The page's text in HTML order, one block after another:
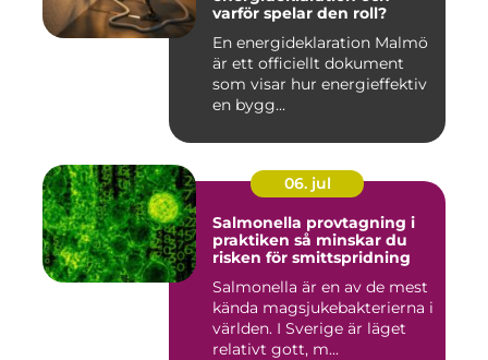
varför spelar den roll?
En energideklaration Malmö
är ett officiellt dokument
som visar hur energieffektiv
en bygg...
06. jul
Salmonella provtagning i
praktiken så minskar du
risken för smittspridning
Salmonella är en av de mest
kända magsjukebakterierna i
världen. I Sverige är läget
relativt gott, m...